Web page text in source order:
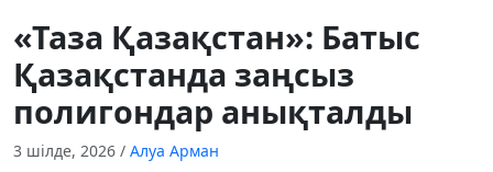
«Таза Қазақстан»: Батыс
Қазақстанда заңсыз
полигондар анықталды
3 шілде, 2026 / Алуа Арман